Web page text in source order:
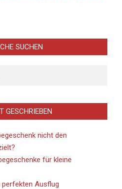
SUCHEN
GESCHRIEBEN
nicht den
für kleine
Ausflug